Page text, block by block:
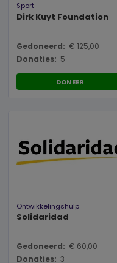
Sport
Dirk Kuyt Foundation
Gedoneerd: € 125,00
Donaties: 5
DONEER
Ontwikkelingshulp
Solidaridad
Gedoneerd: € 60,00
Donaties: 3